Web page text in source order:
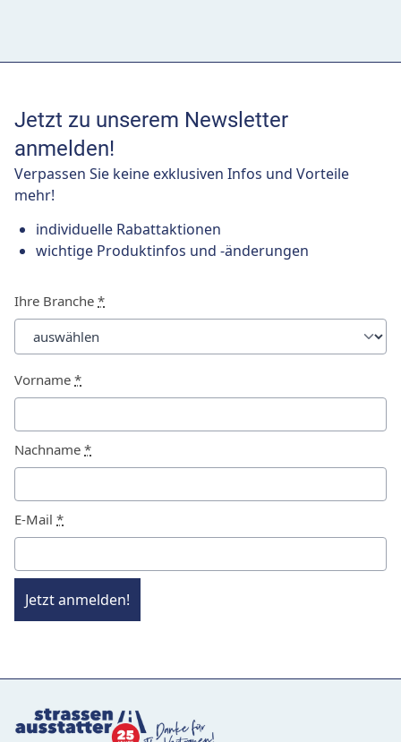
Jetzt zu unserem Newsletter
anmelden!
Verpassen Sie keine exklusiven Infos und Vorteile
mehr!
individuelle Rabattaktionen
wichtige Produktinfos und -änderungen
Ihre Branche *
Vorname *
Nachname *
E-Mail *
Jetzt anmelden!